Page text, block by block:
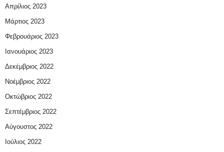
Απρίλιος 2023
Μάρτιος 2023
Φεβρουάριος 2023
Ιανουάριος 2023
Δεκέμβριος 2022
Νοέμβριος 2022
Οκτώβριος 2022
Σεπτέμβριος 2022
Αύγουστος 2022
Ιούλιος 2022